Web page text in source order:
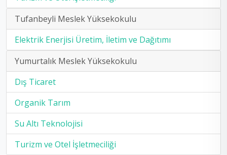
Tufanbeyli Meslek Yüksekokulu
Elektrik Enerjisi Üretim, İletim ve Dağıtımı
Yumurtalık Meslek Yüksekokulu
Dış Ticaret
Organik Tarım
Su Altı Teknolojisi
Turizm ve Otel İşletmeciliği